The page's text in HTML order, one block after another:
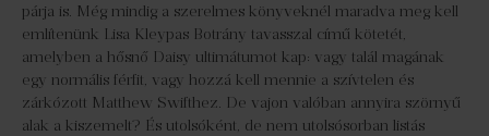
párja is. Még mindig a szerelmes könyveknél maradva meg kell
említenünk Lisa Kleypas Botrány tavasszal című kötetét,
amelyben a hősnő Daisy ultimátumot kap: vagy talál magának
egy normális férfit, vagy hozzá kell mennie a szívtelen és
zárkózott Matthew Swifthez. De vajon valóban annyira szörnyű
alak a kiszemelt? És utolsóként, de nem utolsósorban listás